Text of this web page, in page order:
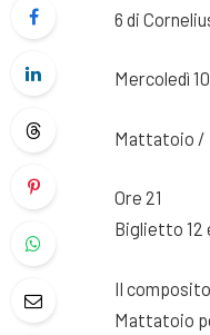
6 di
Mercoledì
Mattatoio /
Ore 21
Biglietto 12
Il
Mattatoio